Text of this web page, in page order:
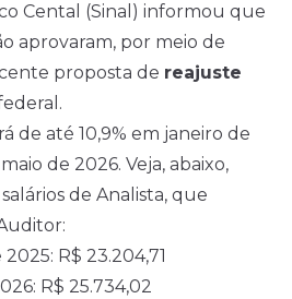
Cental (Sinal) informou que
aprovaram, por meio de
proposta de reajuste
de até 10,9% em janeiro de
de 2026. Veja, abaixo,
de Analista, que
R$ 23.204,71
R$ 25.734,02